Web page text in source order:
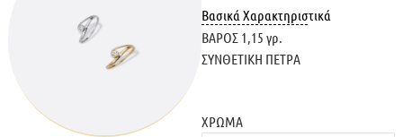
Βασικά Χαρακτηριστικά
ΒΑΡΟΣ 1,15 γρ.
ΣΥΝΘΕΤΙΚΗ ΠΕΤΡΑ
ΧΡΩΜΑ